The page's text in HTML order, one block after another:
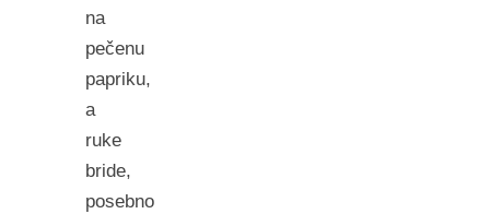
na
pečenu
papriku,
a
ruke
bride,
posebno